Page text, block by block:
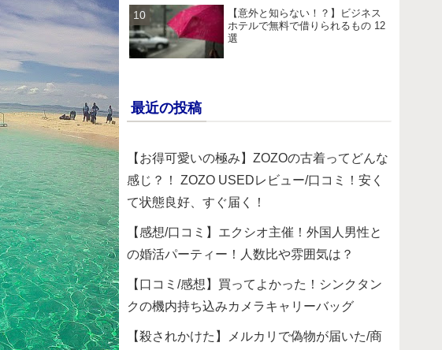
【意外と知らない！？】ビジネス
ホテルで無料で借りられるもの 12
選
最近の投稿
【お得可愛いの極み】ZOZOの古着ってどんな
感じ？！ ZOZO USEDレビュー/口コミ！安く
て状態良好、すぐ届く！
【感想/口コミ】エクシオ主催！外国人男性と
の婚活パーティー！人数比や雰囲気は？
【口コミ/感想】買ってよかった！シンクタン
クの機内持ち込みカメラキャリーバッグ
【殺されかけた】メルカリで偽物が届いた/商